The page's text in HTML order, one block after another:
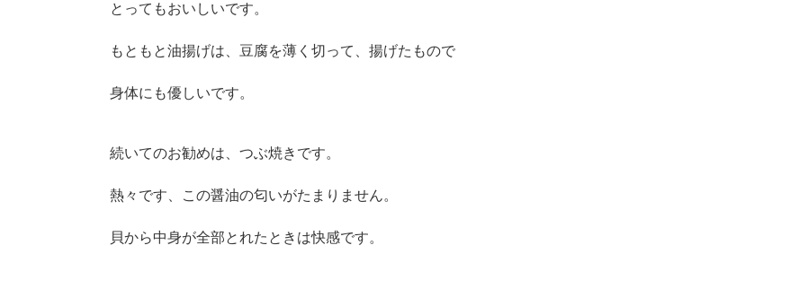
とってもおいしいです。
もともと油揚げは、豆腐を薄く切って、揚げたもので
身体にも優しいです。
続いてのお勧めは、つぶ焼きです。
熱々です、この醤油の匂いがたまりません。
貝から中身が全部とれたときは快感です。